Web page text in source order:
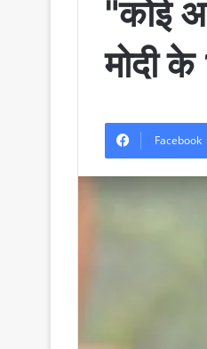
"कोई
मोदी
Facebook